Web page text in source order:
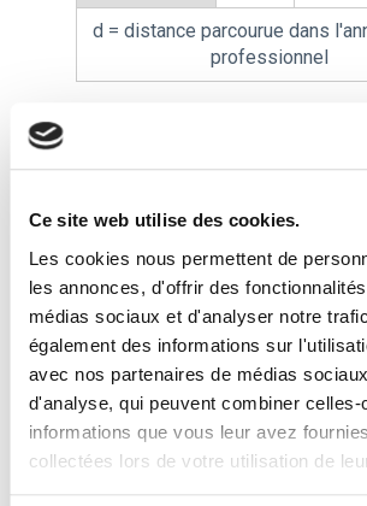
Ce site web utilise des cookies.
Les cookies nous permettent de
les annonces, d'offrir des
médias sociaux et d'analyser notre
également des informations sur
avec nos partenaires de médias
d'analyse, qui peuvent combiner
informations que vous leur avez
collectées lors de votre utilisation de
d = distance parcourue dans
professionnel
En 2025, un contribuable
parcouru avec une
automobile de 6 CV une
distance de 10 000 km à
titre professionnel, la
déduction sera de : (10
x 0,374) + 1457 = 5
Pour un parcours